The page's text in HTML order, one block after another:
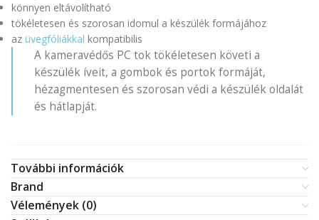
könnyen eltávolítható
tökéletesen és szorosan idomul a készülék formájához
az üvegfóliákkal kompatibilis
A kameravédős PC tok tökéletesen követi a
készülék íveit, a gombok és portok formáját,
hézagmentesen és szorosan védi a készülék oldalát
és hátlapját.
További információk
Brand
Vélemények (0)